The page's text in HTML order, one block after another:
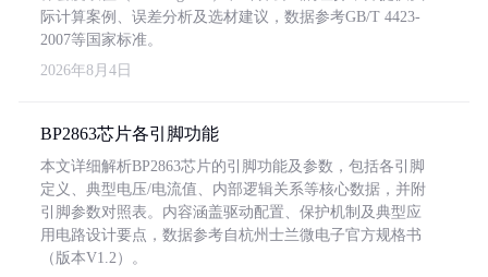
际计算案例、误差分析及选材建议，数据参考GB/T 4423-
2007等国家标准。
2026年8月4日
BP2863芯片各引脚功能
本文详细解析BP2863芯片的引脚功能及参数，包括各引脚
定义、典型电压/电流值、内部逻辑关系等核心数据，并附
引脚参数对照表。内容涵盖驱动配置、保护机制及典型应
用电路设计要点，数据参考自杭州士兰微电子官方规格书
（版本V1.2）。